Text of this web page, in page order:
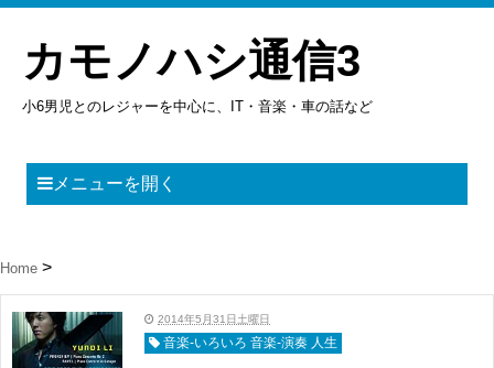
カモノハシ通信3
小6男児とのレジャーを中心に、IT・音楽・車の話など
メニューを開く
Home
2014年5月31日土曜日
音楽-いろいろ 音楽-演奏 人生